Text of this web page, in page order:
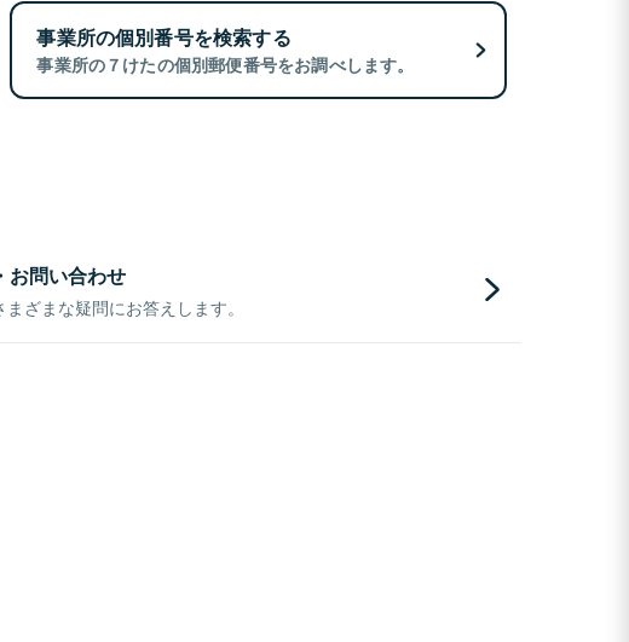
事業所の個別番号を検索する
事業所の７けたの個別郵便番号をお調べします。
お問い合わせ
ざまな疑問にお答えします。